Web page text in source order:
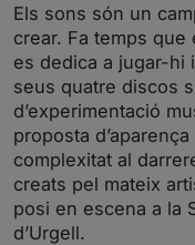
Els sons són un
crear. Fa temps
es dedica a jugar-hi
seus quatre discos
d’experimentació
proposta
complexitat al
creats pel mateix
posi en escena a la
d’Urgell.